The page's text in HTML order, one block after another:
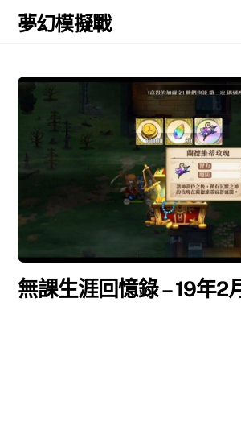
Skip
夢幻模擬戰
無課生涯回憶錄 – 19年2